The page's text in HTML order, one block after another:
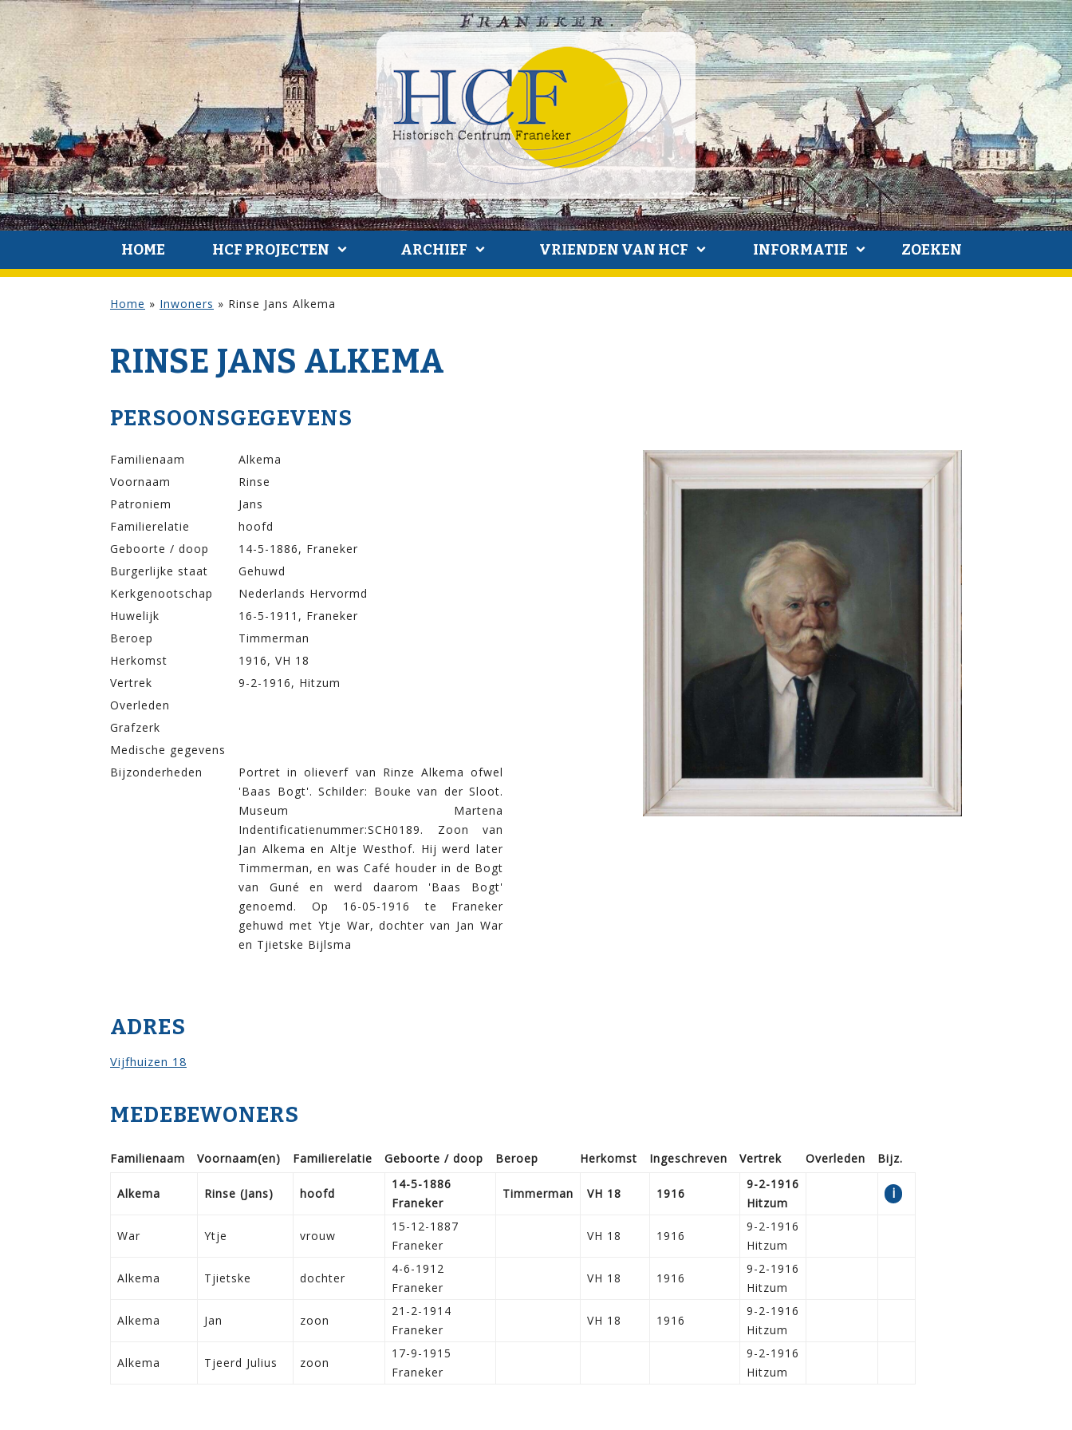
HOME HCF PROJECTEN ARCHIEF VRIENDEN VAN HCF INFORMATIE ZOEKEN
Home » Inwoners » Rinse Jans Alkema
RINSE JANS ALKEMA
PERSOONSGEGEVENS
Familienaam
Alkema
Voornaam
Rinse
Patroniem
Jans
Familierelatie
hoofd
Geboorte / doop
14-5-1886, Franeker
Burgerlijke staat
Gehuwd
Kerkgenootschap
Nederlands Hervormd
Huwelijk
16-5-1911, Franeker
Beroep
Timmerman
Herkomst
1916, VH 18
Vertrek
9-2-1916, Hitzum
Overleden
Grafzerk
Medische gegevens
Bijzonderheden
Portret in olieverf van Rinze Alkema ofwel
'Baas Bogt'. Schilder: Bouke van der Sloot.
Museum Martena
Indentificatienummer:SCH0189. Zoon van
Jan Alkema en Altje Westhof. Hij werd later
Timmerman, en was Café houder in de Bogt
van Guné en werd daarom 'Baas Bogt'
genoemd. Op 16-05-1916 te Franeker
gehuwd met Ytje War, dochter van Jan War
en Tjietske Bijlsma
ADRES
Vijfhuizen 18
MEDEBEWONERS
Familie­naam Voor­naam(en) Familie­relatie Geboorte / doop Beroep Herkomst Ingeschreven Vertrek Overleden Bijz.
Alkema Rinse (Jans) hoofd
14-5-1886
Franeker
Timmerman VH 18 1916
9-2-1916
Hitzum
i
War Ytje vrouw
15-12-1887
Franeker
VH 18 1916
9-2-1916
Hitzum
Alkema Tjietske dochter
4-6-1912
Franeker
VH 18 1916
9-2-1916
Hitzum
Alkema Jan zoon
21-2-1914
Franeker
VH 18 1916
9-2-1916
Hitzum
Alkema Tjeerd Julius zoon
17-9-1915
Franeker
9-2-1916
Hitzum